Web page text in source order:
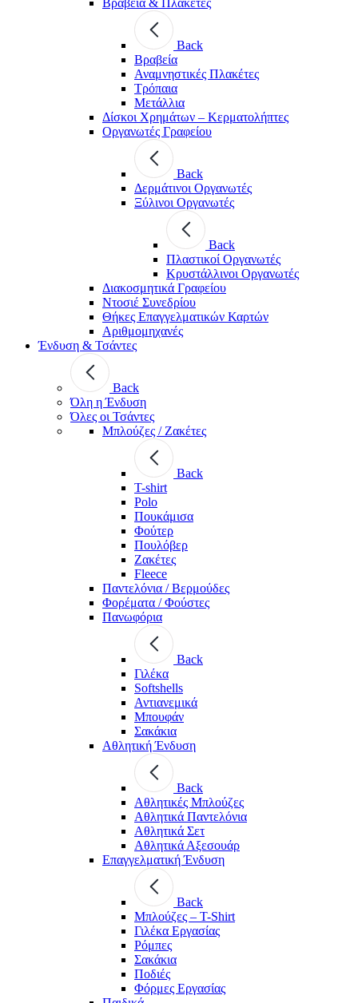
Back
Βραβεία
Αναμνηστικές Πλακέτες
Τρόπαια
Μετάλλια
Δίσκοι Χρημάτων – Κερματολήπτες
Οργανωτές Γραφείου
Back
Δερμάτινοι Οργανωτές
Ξύλινοι Οργανωτές
Back
Πλαστικοί Οργανωτές
Κρυστάλλινοι Οργανωτές
Διακοσμητικά Γραφείου
Ντοσιέ Συνεδρίου
Θήκες Επαγγελματικών Καρτών
Αριθμομηχανές
Ένδυση & Τσάντες
Back
Όλη η Ένδυση
Όλες οι Τσάντες
Μπλούζες / Ζακέτες
Back
T-shirt
Polo
Πουκάμισα
Φούτερ
Πουλόβερ
Ζακέτες
Fleece
Παντελόνια / Βερμούδες
Φορέματα / Φούστες
Πανωφόρια
Back
Γιλέκα
Softshells
Αντιανεμικά
Μπουφάν
Σακάκια
Αθλητική Ένδυση
Back
Aθλητικές Μπλούζες
Αθλητικά Παντελόνια
Αθλητικά Σετ
Αθλητικά Αξεσουάρ
Επαγγελματική Ένδυση
Back
Μπλούζες – T-Shirt
Γιλέκα Εργασίας
Ρόμπες
Σακάκια
Ποδιές
Φόρμες Εργασίας